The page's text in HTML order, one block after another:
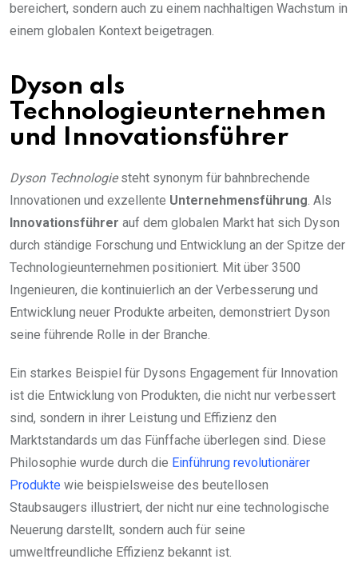
bereichert, sondern auch zu einem nachhaltigen Wachstum in
einem globalen Kontext beigetragen.
Dyson als
Technologieunternehmen
und Innovationsführer
Dyson Technologiesteht synonym für bahnbrechende
Innovationen und exzellente Unternehmensführung. Als
Innovationsführer auf dem globalen Markt hat sich Dyson
durch ständige Forschung und Entwicklung an der Spitze der
Technologieunternehmen positioniert. Mit über 3500
Ingenieuren, die kontinuierlich an der Verbesserung und
Entwicklung neuer Produkte arbeiten, demonstriert Dyson
seine führende Rolle in der Branche.
Ein starkes Beispiel für Dysons Engagement für Innovation
ist die Entwicklung von Produkten, die nicht nur verbessert
sind, sondern in ihrer Leistung und Effizienz den
Marktstandards um das Fünffache überlegen sind. Diese
Philosophie wurde durch die Einführung revolutionärer
Produkte wie beispielsweise des beutellosen
Staubsaugers illustriert, der nicht nur eine technologische
Neuerung darstellt, sondern auch für seine
umweltfreundliche Effizienz bekannt ist.